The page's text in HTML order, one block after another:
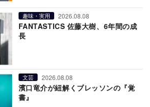
趣味・実用 2026.08.08
FANTASTICS 佐藤大樹、6年間の成
長
文芸 2026.08.08
濱口竜介が紐解くブレッソンの『覚
書』